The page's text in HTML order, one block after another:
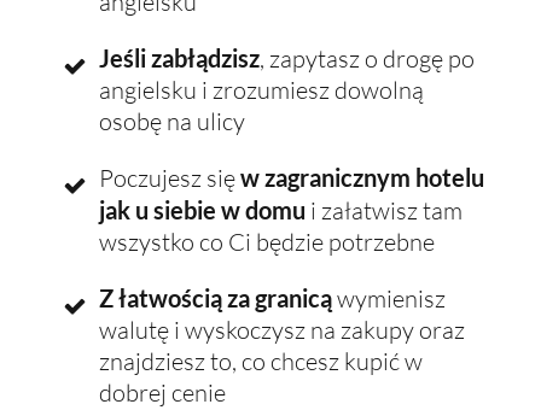
Jeśli zabłądzisz, zapytasz o drogę po
angielsku i zrozumiesz dowolną
osobę na ulicy
Poczujesz sięw zagranicznym hotelu
jak u siebie w domu i załatwisz tam
wszystko co Ci będzie potrzebne
Z łatwością za granicąwymienisz
walutę i wyskoczysz na zakupy oraz
znajdziesz to, co chcesz kupić w
dobrej cenie